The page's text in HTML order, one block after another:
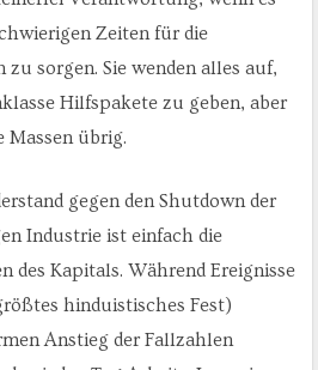
Zeiten für die
zu sorgen. Sie wenden alles auf,
Hilfspakete zu geben, aber
Massen übrig.
gegen den Shutdown der
Industrie ist einfach die
des Kapitals. Während Ereignisse
hinduistisches Fest)
Anstieg der Fallzahlen